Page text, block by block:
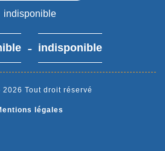
indisponible
- indisponible
Tout droit réservé
légales